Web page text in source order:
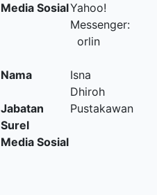
Media SosialYahoo!
Messenger:
orlin
Nama
Isna
Dhiroh
Jabatan
Pustakawan
Surel
Media Sosial